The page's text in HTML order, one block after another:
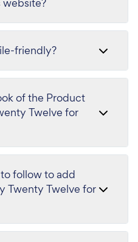
friendly?
of the Product
Twelve for
follow to add
Twenty Twelve for